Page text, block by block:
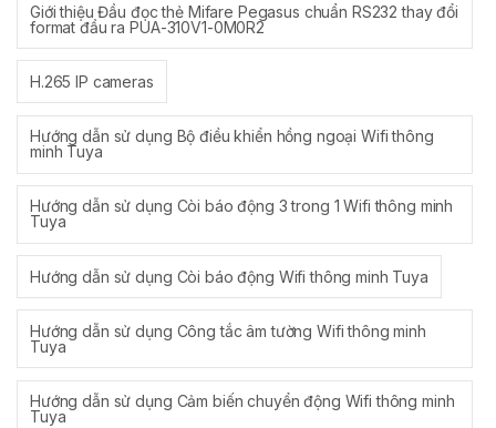
Giới thiệu Đầu đọc thẻ Mifare Pegasus chuẩn RS232 thay đổi
format đầu ra PUA-310V1-0M0R2
H.265 IP cameras
Hướng dẫn sử dụng Bộ điều khiển hồng ngoại Wifi thông
minh Tuya
Hướng dẫn sử dụng Còi báo động 3 trong 1 Wifi thông minh
Tuya
Hướng dẫn sử dụng Còi báo động Wifi thông minh Tuya
Hướng dẫn sử dụng Công tắc âm tường Wifi thông minh
Tuya
Hướng dẫn sử dụng Cảm biến chuyển động Wifi thông minh
Tuya